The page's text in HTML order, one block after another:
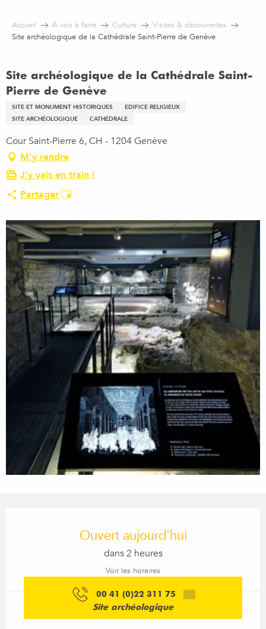
contenu
Accueil À voir à faire Culture
Visites & découvertes
Site archéologique de la Cathédrale Saint-Pierre de Genève
Site archéologique de la Cathédrale Saint-
Pierre de Genève
SITE ET MONUMENT HISTORIQUES
EDIFICE RELIGIEUX
SITE ARCHÉOLOGIQUE
CATHÉDRALE
Cour Saint-Pierre 6, CH - 1204 Genève
M'y rendre
J'y vais en train !
PartagerAjouter aux favoris
Ouvert aujourd'hui
dans 2 heures
Voir les horaires
00 41 (0)22 311 75 ▒▒
Site archéologique